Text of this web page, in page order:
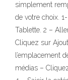
simplement
de votre choix.
Tablette. 2 –
Cliquez sur
l’emplacement
médias –